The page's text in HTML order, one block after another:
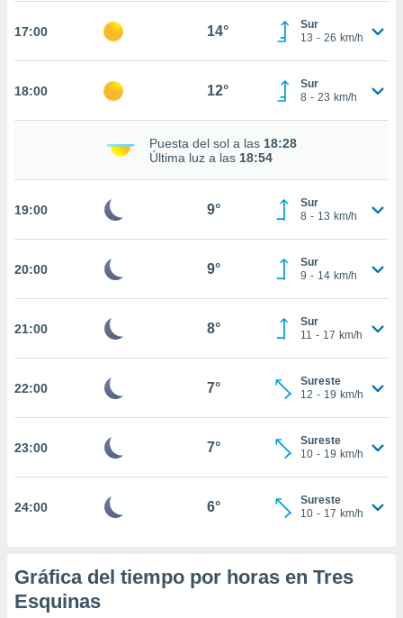
En
de que
sean
el sitio
para
ni para
aunque
no
17:00 14°
Sur
13 - 26 km/h
18:00 12°
Sur
8 - 23 km/h
Puesta del sol a las 18:28
Última luz a las 18:54
19:00 9°
Sur
8 - 13 km/h
20:00 9°
Sur
9 - 14 km/h
21:00 8°
Sur
11 - 17 km/h
22:00 7°
Sureste
12 - 19 km/h
23:00 7°
Sureste
10 - 19 km/h
24:00 6°
Sureste
10 - 17 km/h
Gráfica del tiempo por horas en Tres
Esquinas